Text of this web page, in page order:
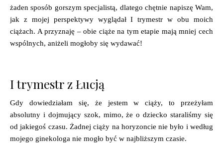
żaden sposób gorszym specjalistą, dlatego chętnie napiszę Wam,
jak z mojej perspektywy wyglądał I trymestr w obu moich
ciążach. A przyznaję – obie ciąże na tym etapie mają mniej cech
wspólnych, aniżeli mogłoby się wydawać!
I trymestr z Łucją
Gdy dowiedziałam się, że jestem w ciąży, to przeżyłam
absolutny i dojmujący szok, mimo, że o dziecko staraliśmy się
od jakiegoś czasu. Żadnej ciąży na horyzoncie nie było i według
mojego ginekologa nie mogło być w najbliższym czasie.